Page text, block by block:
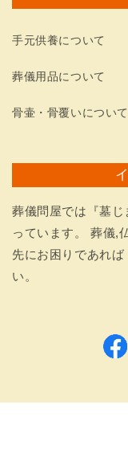
手元供養について
葬儀用品について
骨壷・骨覆いについて
葬儀問屋では『墓
っています。 葬儀,
先にお困りであれば
い。